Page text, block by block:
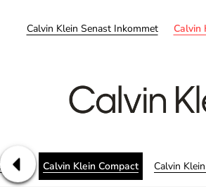
Calvin Klein Senast Inkommet Calvin
Calvin Klein Compact Calvin